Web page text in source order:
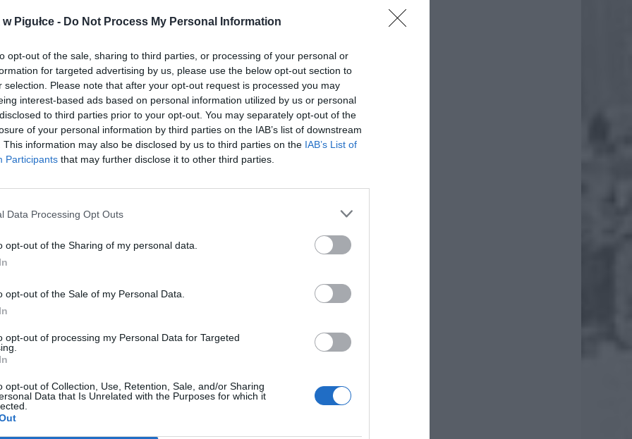
Pigułce - Do Not Process My Personal Information
opt-out of the sale, sharing to third parties, or processing of your personal or
for targeted advertising by us, please use the below opt-out section to
selection. Please note that after your opt-out request is processed you may
interest-based ads based on personal information utilized by us or personal
to third parties prior to your opt-out. You may separately opt-out of the
of your personal information by third parties on the IAB’s list of downstream
This information may also be disclosed by us to third parties on the IAB’s List of
Participants that may further disclose it to other third parties.
Data Processing Opt Outs
opt-out of the Sharing of my personal data.
opt-out of the Sale of my Personal Data.
opt-out of processing my Personal Data for Targeted
opt-out of Collection, Use, Retention, Sale, and/or Sharing
Data that Is Unrelated with the Purposes for which it
w Polsce spotkanie z Jarosławem Sokołowskim ps. „Masa” – byłym
na które odpowie Masa, to nie lada gratka dla fanów Jarosława
W spotkaniu udział weźmie także współautor książek z cyklu „Masa
Górski.